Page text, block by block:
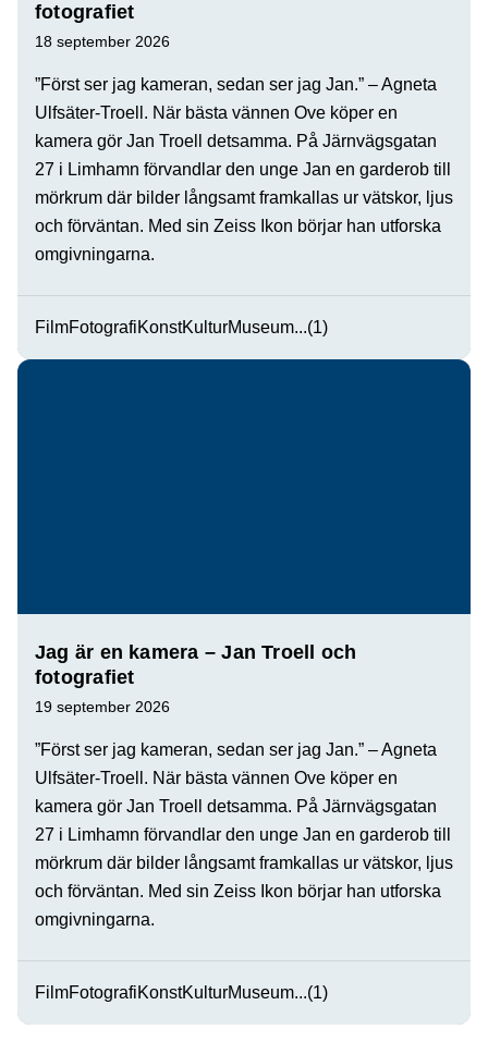
fotografiet
18 september 2026
”Först ser jag kameran, sedan ser jag Jan.” – Agneta
Ulfsäter-Troell. När bästa vännen Ove köper en
kamera gör Jan Troell detsamma. På Järnvägsgatan
27 i Limhamn förvandlar den unge Jan en garderob till
mörkrum där bilder långsamt framkallas ur vätskor, ljus
och förväntan. Med sin Zeiss Ikon börjar han utforska
omgivningarna.
FilmFotografiKonstKulturMuseum...(1)
Jag är en kamera – Jan Troell och
fotografiet
19 september 2026
”Först ser jag kameran, sedan ser jag Jan.” – Agneta
Ulfsäter-Troell. När bästa vännen Ove köper en
kamera gör Jan Troell detsamma. På Järnvägsgatan
27 i Limhamn förvandlar den unge Jan en garderob till
mörkrum där bilder långsamt framkallas ur vätskor, ljus
och förväntan. Med sin Zeiss Ikon börjar han utforska
omgivningarna.
FilmFotografiKonstKulturMuseum...(1)